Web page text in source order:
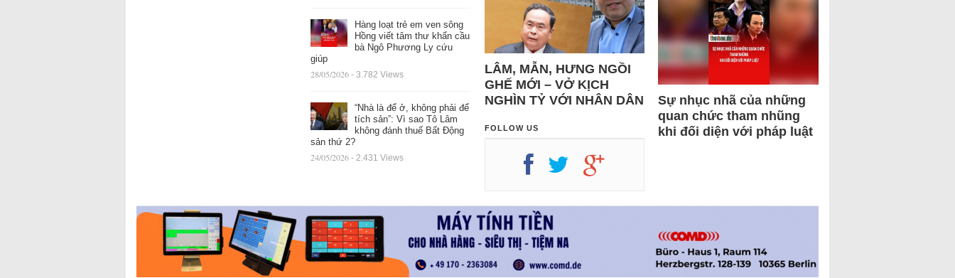
Hàng loạt trẻ em ven sông
Hồng viết tâm thư khẩn cầu
bà Ngô Phương Ly cứu
giúp
28/05/2026 - 3.782 Views
“Nhà là để ở, không phải để
tích sản”: Vì sao Tô Lâm
không đánh thuế Bất Động
sản thứ 2?
24/05/2026 - 2.431 Views
LÂM, MẪN, HƯNG NGỒI
GHẾ MỚI – VỞ KỊCH
NGHÌN TỶ VỚI NHÂN DÂN
FOLLOW US
Sự nhục nhã của những
quan chức tham nhũng
khi đối diện với pháp luật